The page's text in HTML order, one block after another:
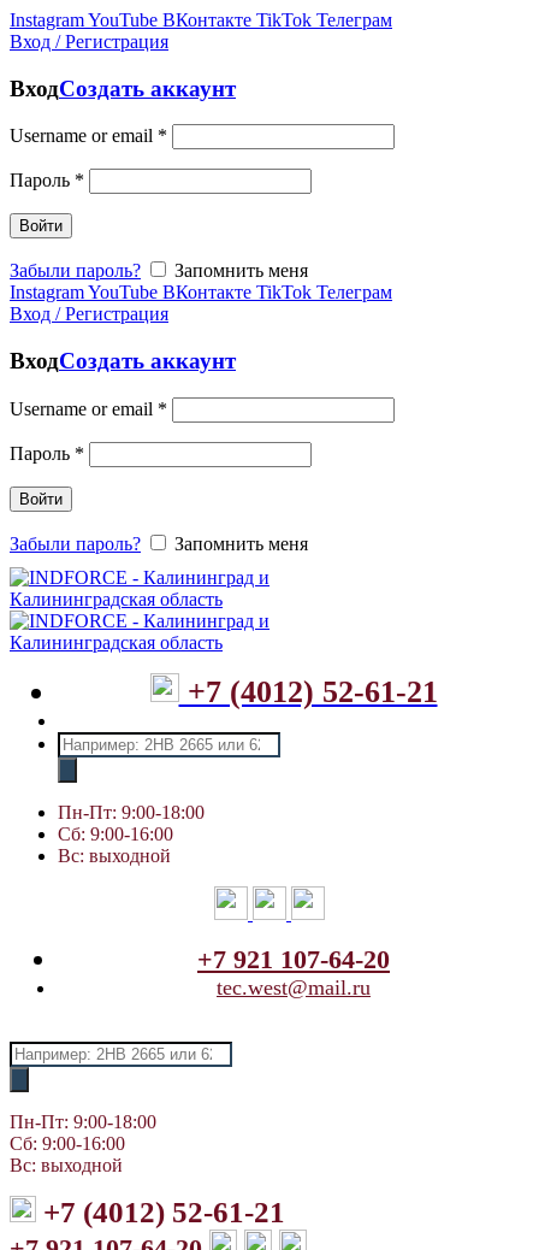
InstagramYouTube ВКонтакте TikTok Телеграм
Вход / Регистрация
ВходСоздать аккаунт
Username or email *
Пароль *
Войти
Забыли пароль?
Запомнить меня
InstagramYouTube ВКонтакте TikTok Телеграм
Вход / Регистрация
ВходСоздать аккаунт
Username or email *
Пароль *
Войти
Забыли пароль? Запомнить меня
+7 (4012) 52-61-21
Поиск
товаров
Пн-Пт: 9:00-18:00
Сб: 9:00-16:00
Вс: выходной
+7 921 107-64-20
tec.west@mail.ru
Поиск
товаров
Пн-Пт: 9:00-18:00
Сб: 9:00-16:00
Вс: выходной
+7 (4012) 52-61-21